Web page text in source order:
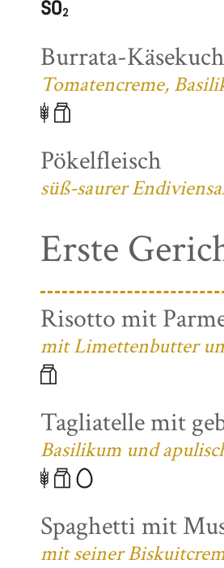
Burrata-
Tomatencreme,
Pökelfleisch
süß-saurer
Erste
Risotto mit
mit Limettenbutter
Tagliatelle mit
Basilikum und
Spaghetti mit
mit seiner